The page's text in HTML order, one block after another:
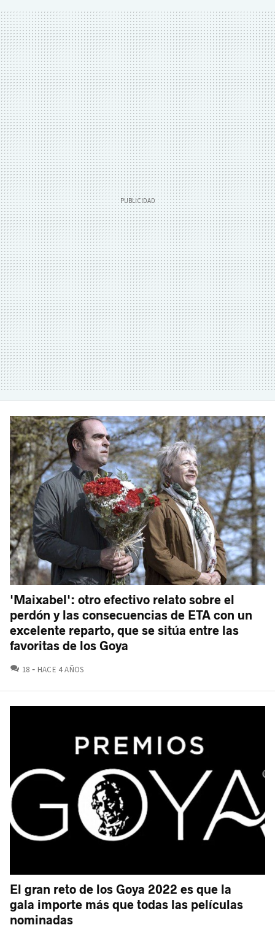
'Maixabel': otro efectivo relato sobre el
perdón y las consecuencias de ETA con un
excelente reparto, que se sitúa entre las
favoritas de los Goya
18 COMENTARIOS
HACE 4 AÑOS
El gran reto de los Goya 2022 es que la
gala importe más que todas las películas
nominadas